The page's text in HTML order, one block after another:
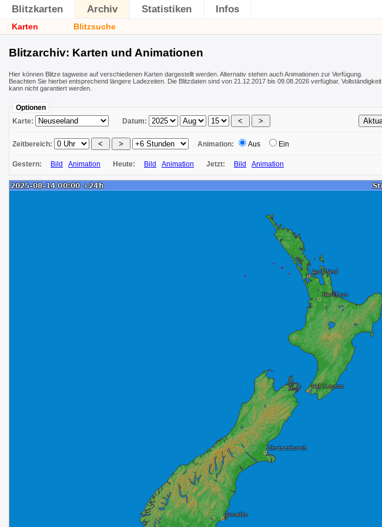
Blitzkarten Archiv Statistiken Infos
Karten Blitzsuche
Blitzarchiv: Karten und Animationen
Hier können Blitze tagweise auf verschiedenen Karten dargestellt werden. Alternativ stehen auch Animationen zur Verfügung.
Beachten Sie hierbei entsprechend längere Ladezeiten. Die Blitzdaten sind von 21.12.2017 bis 09.08.2026 verfügbar. Vollständigkeit
kann nicht garantiert werden.
Optionen
Karte:
Datum:
Zeitbereich: Animation: Aus Ein
Gestern: Bild Animation Heute: Bild Animation Jetzt: Bild Animation